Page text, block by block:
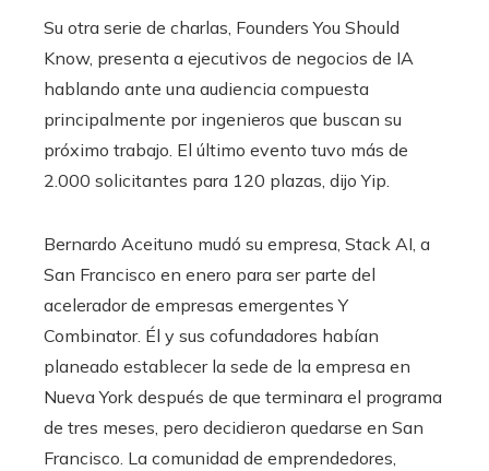
Su otra serie de charlas, Founders You Should
Know, presenta a ejecutivos de negocios de IA
hablando ante una audiencia compuesta
principalmente por ingenieros que buscan su
próximo trabajo. El último evento tuvo más de
2.000 solicitantes para 120 plazas, dijo Yip.
Bernardo Aceituno mudó su empresa, Stack AI, a
San Francisco en enero para ser parte del
acelerador de empresas emergentes Y
Combinator. Él y sus cofundadores habían
planeado establecer la sede de la empresa en
Nueva York después de que terminara el programa
de tres meses, pero decidieron quedarse en San
Francisco. La comunidad de emprendedores,